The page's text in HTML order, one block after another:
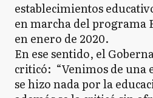
establecimientos
en marcha del programa
en enero de 2020.
En ese sentido, el
criticó: “Venimos de una
se hizo nada por la